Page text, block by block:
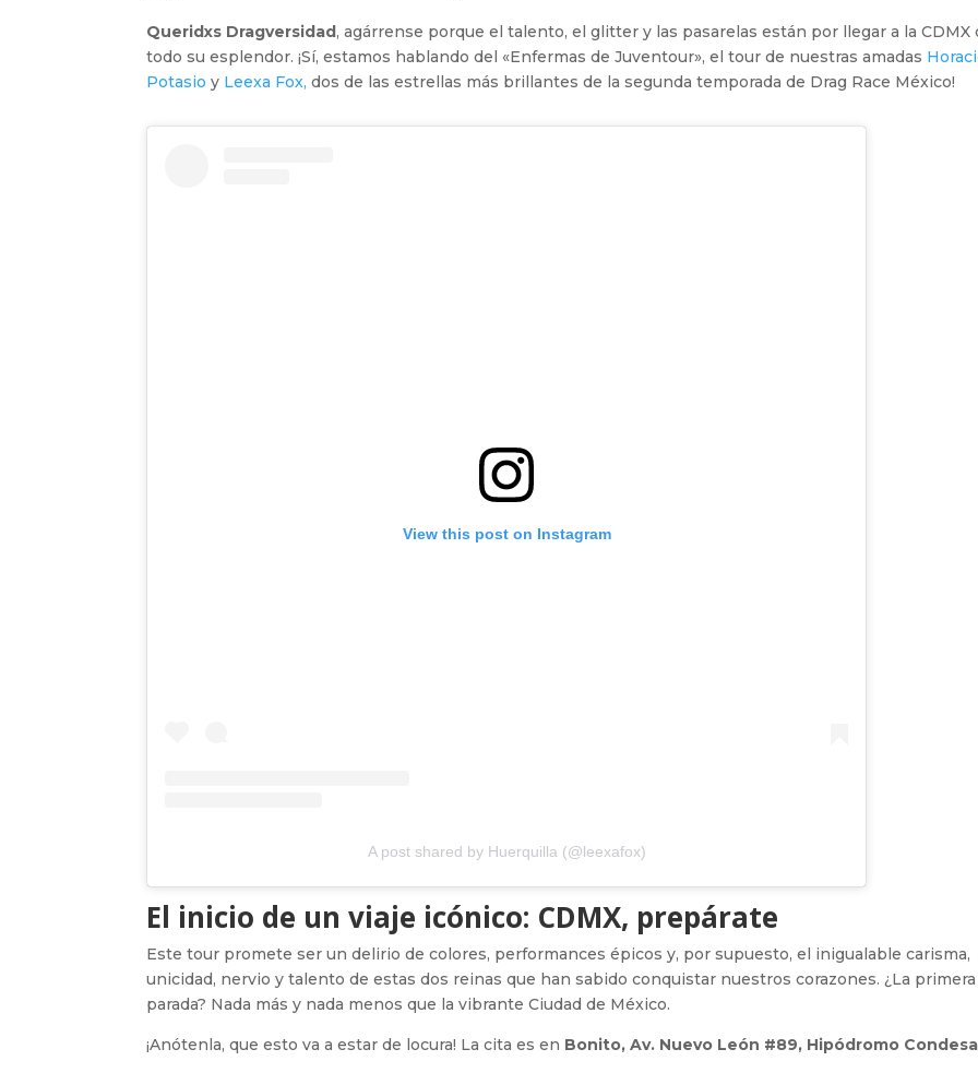
Queridxs Dragversidad, agárrense porque el talento, el glitter y las pasarelas están por llegar a la CDMX
todo su esplendor. ¡Sí, estamos hablando del «Enfermas de Juventour», el tour de nuestras amadas
Potasio y Leexa Fox, dos de las estrellas más brillantes de la segunda temporada de Drag Race México!
View this post on Instagram
A post shared by Huerquilla (@leexafox)
El inicio de un viaje icónico: CDMX, prepárate
Este tour promete ser un delirio de colores, performances épicos y, por supuesto, el inigualable carisma,
unicidad, nervio y talento de estas dos reinas que han sabido conquistar nuestros corazones. ¿La primera
parada? Nada más y nada menos que la vibrante Ciudad de México.
¡Anótenla, que esto va a estar de locura! La cita es en Bonito, Av. Nuevo León #89, Hipódromo Condesa